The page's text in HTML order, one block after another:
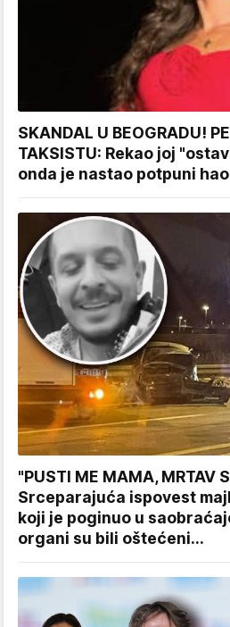
SKANDAL U BEOGRADU!
TAKSISTU: Rekao joj
onda je nastao potpuni
"PUSTI ME MAMA, MRTAV
Srceparajuća ispovest
koji je poginuo u
organi su bili oštećeni...